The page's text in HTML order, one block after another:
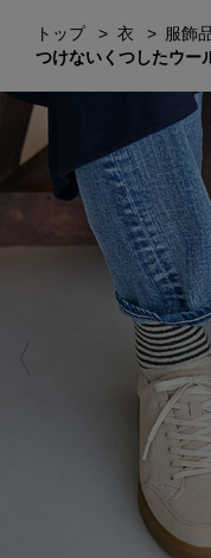
トップ 衣 服飾
つけないくつしたウー